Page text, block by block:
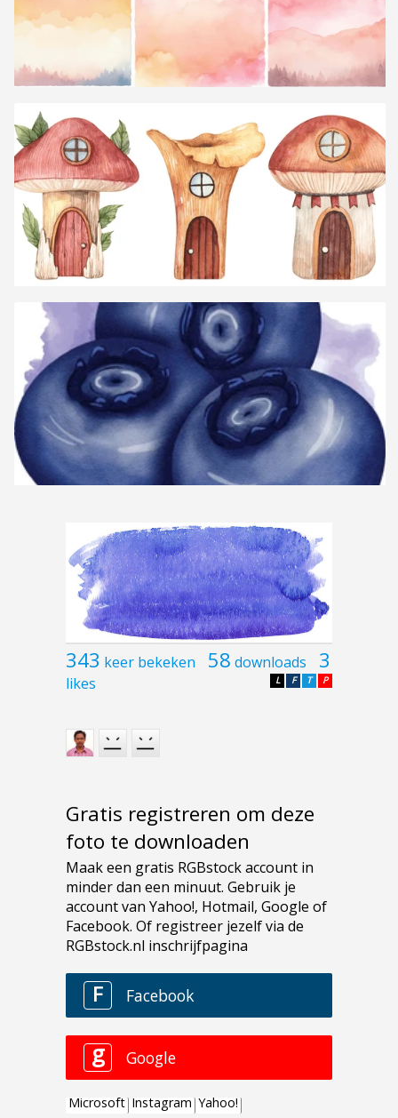
343 keer bekeken 58 downloads 3
likes P
T
F
L
Gratis registreren om deze
foto te downloaden